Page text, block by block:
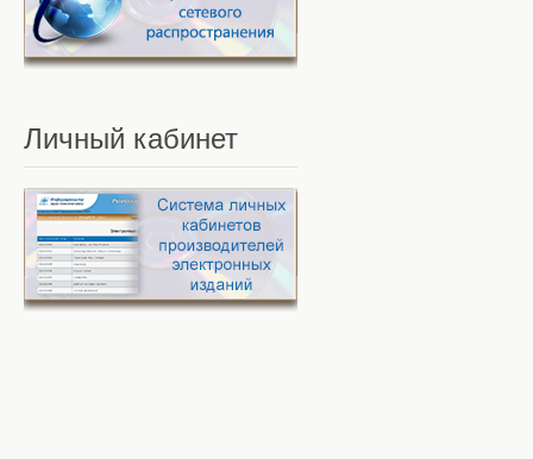
Личный кабинет